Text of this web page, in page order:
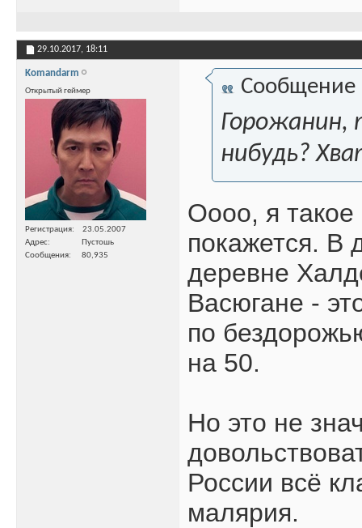
29.10.2017, 18:11
Komandarm
Открытый геймер
Регистрация
23.05.2007
Адрес
Пустошь
Сообщения
80,935
Сообщение
Горожанин,
нибудь?
Оооо, я
покажется. В
деревне
Васюгане -
по
на 50.
Но это не
России всё
малярия.